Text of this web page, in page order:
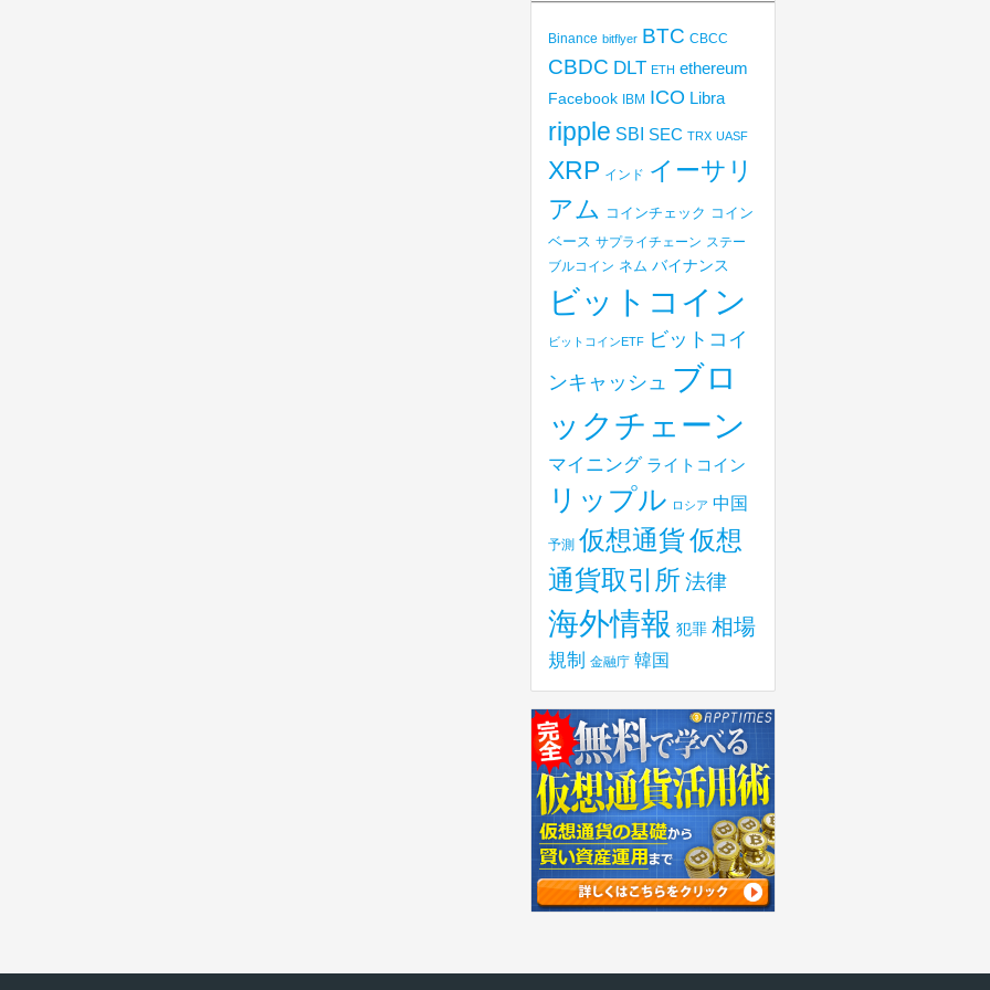
Binance bitflyer BTC CBCC
CBDC DLT ETH ethereum
Facebook IBM ICO Libra
ripple SBI SEC TRX UASF
XRP インド イーサリ
アム コインチェック コイン
ベース サプライチェーン ステー
ブルコイン ネム バイナンス
ビットコイン
ビットコインETF
ビットコイ
ンキャッシュ ブロ
ックチェーン
マイニング ライトコイン
リップル ロシア 中国
予測 仮想通貨仮想
通貨取引所 法律
海外情報 犯罪 相場
規制 金融庁 韓国